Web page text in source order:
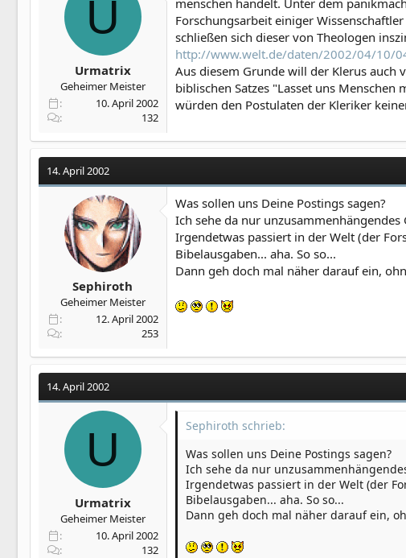
U
Urmatrix
Geheimer Meister
10. April 2002
132
menschen handelt. Unter dem
Forschungsarbeit einiger
schließen sich dieser von Theologen
http://www.welt.de/daten/2002/04/10/
Aus diesem Grunde will der Klerus auch
biblischen Satzes "Lasset uns
würden den Postulaten der Kleriker
14. April 2002
Sephiroth
Geheimer Meister
12. April 2002
253
Was sollen uns Deine Postings sagen?
Ich sehe da nur unzusammenhängendes
Irgendetwas passiert in der Welt (der
Bibelausgaben... aha. So so...
Dann geh doch mal näher darauf ein,
14. April 2002
U
Urmatrix
Geheimer Meister
10. April 2002
132
Sephiroth schrieb:
Was sollen uns Deine Postings sagen?
Ich sehe da nur
Irgendetwas passiert in der Welt (der
Bibelausgaben... aha. So so...
Dann geh doch mal näher darauf ein,